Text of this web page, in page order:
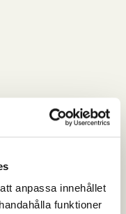
anpassa innehållet
funktioner